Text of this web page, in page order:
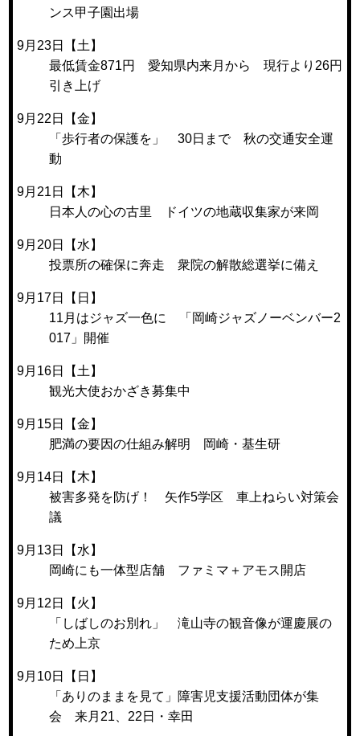
ンス甲子園出場
9月23日【土】
最低賃金871円 愛知県内来月から 現行より26円
引き上げ
9月22日【金】
「歩行者の保護を」 30日まで 秋の交通安全運
動
9月21日【木】
日本人の心の古里 ドイツの地蔵収集家が来岡
9月20日【水】
投票所の確保に奔走 衆院の解散総選挙に備え
9月17日【日】
11月はジャズ一色に 「岡崎ジャズノーベンバー2
017」開催
9月16日【土】
観光大使おかざき募集中
9月15日【金】
肥満の要因の仕組み解明 岡崎・基生研
9月14日【木】
被害多発を防げ！ 矢作5学区 車上ねらい対策会
議
9月13日【水】
岡崎にも一体型店舗 ファミマ＋アモス開店
9月12日【火】
「しばしのお別れ」 滝山寺の観音像が運慶展の
ため上京
9月10日【日】
「ありのままを見て」障害児支援活動団体が集
会 来月21、22日・幸田